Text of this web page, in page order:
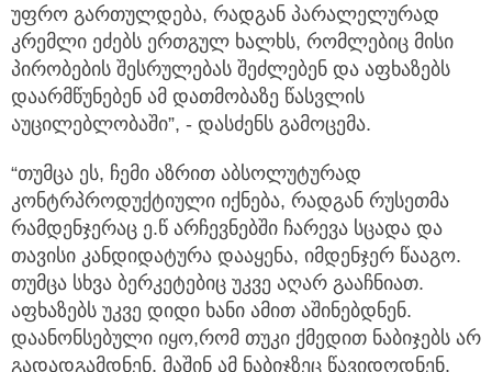
უფრო გართულდება, რადგან პარალელურად
კრემლი ეძებს ერთგულ ხალხს, რომლებიც მისი
პირობების შესრულებას შეძლებენ და აფხაზებს
დაარმწუნებენ ამ დათმობაზე წასვლის
აუცილებლობაში”, - დასძენს გამოცემა.
“თუმცა ეს, ჩემი აზრით აბსოლუტურად
კონტრპროდუქტიული იქნება, რადგან რუსეთმა
რამდენჯერაც ე.წ არჩევნებში ჩარევა სცადა და
თავისი კანდიდატურა დააყენა, იმდენჯერ წააგო.
თუმცა სხვა ბერკეტებიც უკვე აღარ გააჩნიათ.
აფხაზებს უკვე დიდი ხანი ამით აშინებდნენ.
დაანონსებული იყო,რომ თუკი ქმედით ნაბიჯებს არ
გადადგამდნენ, მაშინ ამ ნაბიჯზეც წავიდოდნენ.